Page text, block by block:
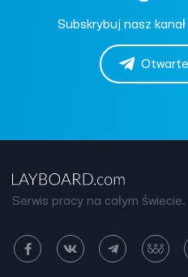
Subskrybuj nasz
Serwis pracy na całym świecie.